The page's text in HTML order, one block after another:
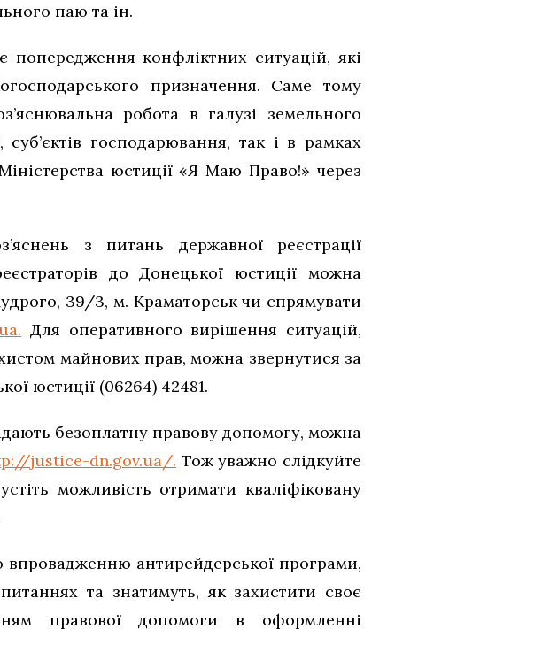
паю та ін.
конфліктних ситуацій, які
призначення. Саме тому
робота в галузі земельного
господарювання, так і в рамках
юстиції «Я Маю Право!» через
з питань державної реєстрації
до Донецької юстиції можна
39/3, м. Краматорськ чи спрямувати
. Для оперативного вирішення ситуацій,
майнових прав, можна звернутися за
юстиції (06264) 42481.
безоплатну правову допомогу, можна
justice-dn.gov.ua/. Тож уважно слідкуйте
можливість отримати кваліфіковану
впровадженню антирейдерської програми,
та знатимуть, як захистити своє
правової допомоги в оформленні